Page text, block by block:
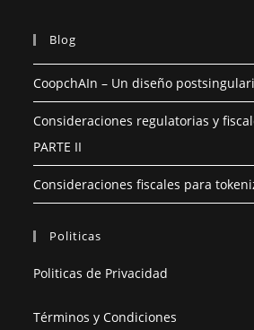
Blog
CoopchAIn – Un diseño
Consideraciones regulatorias y
PARTE II
Consideraciones fiscales para
Politicas
Politicas de Privacidad
Términos y Condiciones